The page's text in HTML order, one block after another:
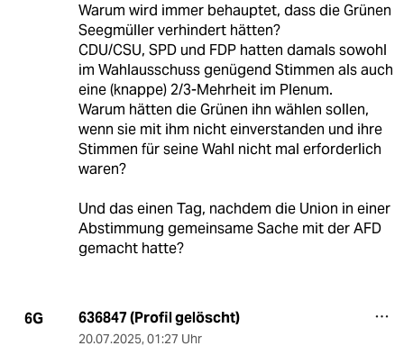
Warum wird immer behauptet, dass die Grünen
Seegmüller verhindert hätten?
CDU/CSU, SPD und FDP hatten damals sowohl
im Wahlausschuss genügend Stimmen als auch
eine (knappe) 2/3-Mehrheit im Plenum.
Warum hätten die Grünen ihn wählen sollen,
wenn sie mit ihm nicht einverstanden und ihre
Stimmen für seine Wahl nicht mal erforderlich
waren?
Und das einen Tag, nachdem die Union in einer
Abstimmung gemeinsame Sache mit der AFD
gemacht hatte?
6G 636847 (Profil gelöscht)
20.07.2025, 01:27 Uhr